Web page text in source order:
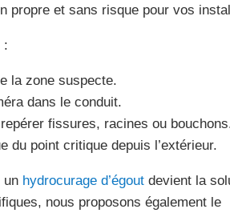
propre et sans risque pour vos
:
la zone suspecte.
dans le conduit.
fissures, racines ou
du point critique depuis l’extérieur.
un hydrocurage d’égoutdevient la
nous proposons également le